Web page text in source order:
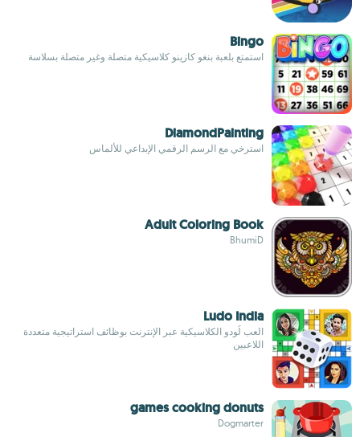
Bingo
استمتع بلعبة بنغو كازينو كلاسيكية متصلة وغير متصلة بسلاسة
DiamondPainting
استرخي مع الرسم الرقمي الإبداعي للألماس
Adult Coloring Book
BhumiD
Ludo India
العب لُودو الكلاسيكية عبر الإنترنت بوظائف استراتيجية متعددة
اللاعبين
games cooking donuts
Dogmarter